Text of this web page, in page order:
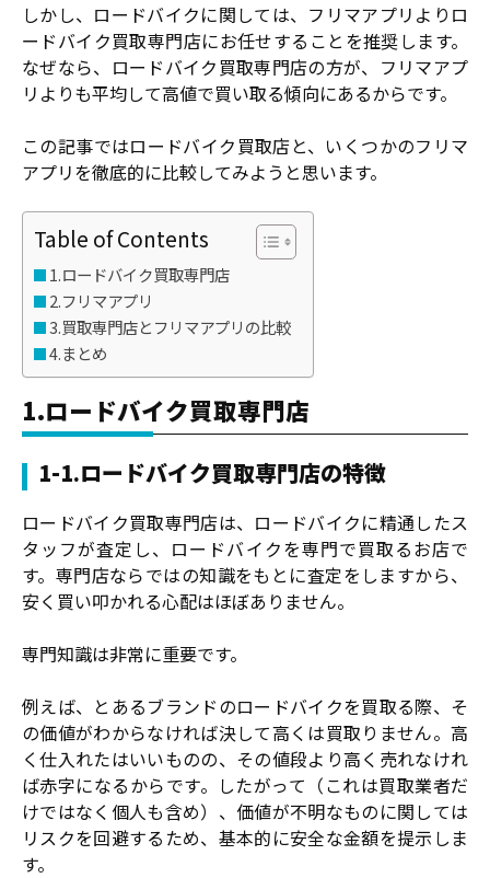
しかし、ロードバイクに関しては、フリマアプリよりロ
ードバイク買取専門店にお任せすることを推奨します。
なぜなら、ロードバイク買取専門店の方が、フリマアプ
リよりも平均して高値で買い取る傾向にあるからです。
この記事ではロードバイク買取店と、いくつかのフリマ
アプリを徹底的に比較してみようと思います。
Table of Contents
1.ロードバイク買取専門店
2.フリマアプリ
3.買取専門店とフリマアプリの比較
4.まとめ
1.ロードバイク買取専門店
1-1.ロードバイク買取専門店の特徴
ロードバイク買取専門店は、ロードバイクに精通したス
タッフが査定し、ロードバイクを専門で買取るお店で
す。専門店ならではの知識をもとに査定をしますから、
安く買い叩かれる心配はほぼありません。
専門知識は非常に重要です。
例えば、とあるブランドのロードバイクを買取る際、そ
の価値がわからなければ決して高くは買取りません。高
く仕入れたはいいものの、その値段より高く売れなけれ
ば赤字になるからです。したがって（これは買取業者だ
けではなく個人も含め）、価値が不明なものに関しては
リスクを回避するため、基本的に安全な金額を提示しま
す。